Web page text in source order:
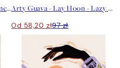
Arty Guava - Lay Hoon - Balancing Fruits Plakat Arty Guava - Lay Hoon - Lazy Days Plakat
Od 58,20 zł97 zł